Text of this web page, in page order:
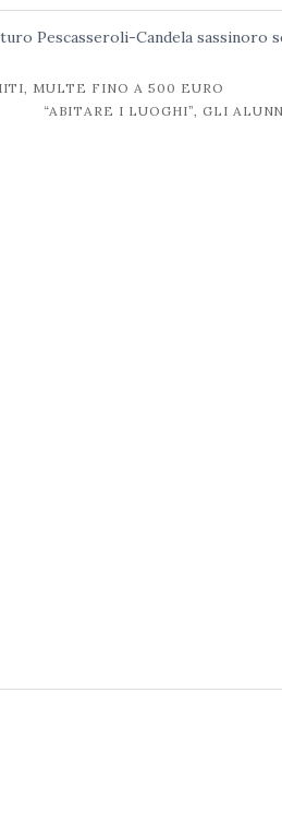
Pescasseroli-Candela sassinoro
MULTE FINO A 500 EURO
“ABITARE I LUOGHI”, GLI